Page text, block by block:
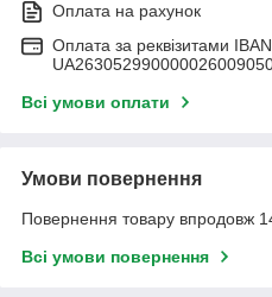
Оплата на рахунок
Оплата за реквізитами IBAN
Всі умови оплати
Умови повернення
Повернення товару впродовж
Всі умови повернення